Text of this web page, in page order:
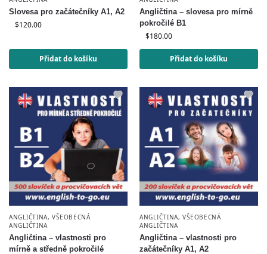
Slovesa pro začátečníky A1, A2
$120.00
Přidat do košíku
Angličtina – slovesa pro mírně
pokročilé B1
$180.00
Přidat do košíku
ANGLIČTINA,VŠEOBECNÁ
ANGLIČTINA
Angličtina – vlastnosti pro
mírně a středně pokročilé
ANGLIČTINA,VŠEOBECNÁ
ANGLIČTINA
Angličtina – vlastnosti pro
začátečníky A1, A2